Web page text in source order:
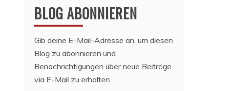
BLOG ABONNIEREN
Gib deine E-Mail-Adresse an, um diesen
Blog zu abonnieren und
Benachrichtigungen über neue Beiträge
via E-Mail zu erhalten.